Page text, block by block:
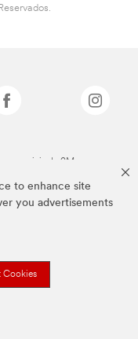
to enhance site
you advertisements
Cookies
da 3M.